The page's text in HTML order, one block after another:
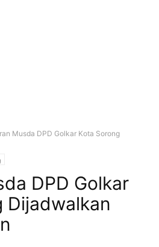
Musda DPD Golkar Kota Sorong
DPD Golkar
Dijadwalkan